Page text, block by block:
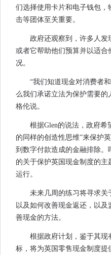
们选择使用卡片和电子钱包
击等团体至关重要。
政府还观察到，许多人发
或者它帮助他们预算并以适
况。
“我们知道现金对消费者
么我们承诺立法为保护需要的
格伦说。
根据Glen的说法，政府希
的同样的创造性思维”来保护
到数字付款造成的金融排除。
的关于保护英国现金制度的主
运行。
未来几周的练习将寻求关
以及如何改善现金返还，以
善现金的方法。
根据政府计划，鉴于其现
标，将为英国零售现金制度